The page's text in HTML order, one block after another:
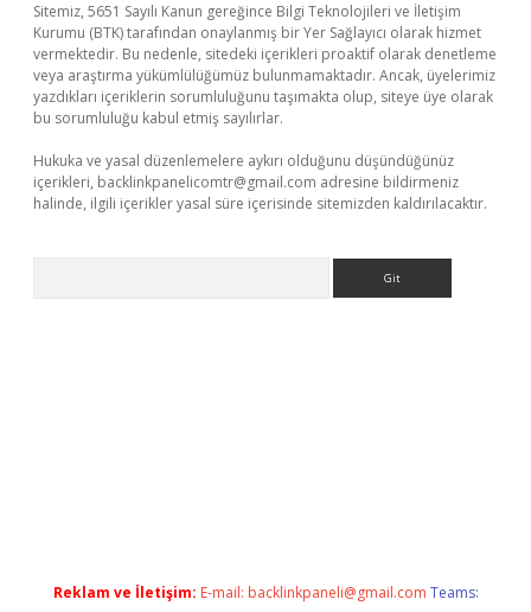
Sitemiz, 5651 Sayılı Kanun gereğince Bilgi Teknolojileri ve İletişim
Kurumu (BTK) tarafından onaylanmış bir Yer Sağlayıcı olarak hizmet
vermektedir. Bu nedenle, sitedeki içerikleri proaktif olarak denetleme
veya araştırma yükümlülüğümüz bulunmamaktadır. Ancak, üyelerimiz
yazdıkları içeriklerin sorumluluğunu taşımakta olup, siteye üye olarak
bu sorumluluğu kabul etmiş sayılırlar.
Hukuka ve yasal düzenlemelere aykırı olduğunu düşündüğünüz
içerikleri, backlinkpanelicomtr@gmail.com adresine bildirmeniz
halinde, ilgili içerikler yasal süre içerisinde sitemizden kaldırılacaktır.
Reklam ve İletişim: E-mail: backlinkpaneli@gmail.com Teams: